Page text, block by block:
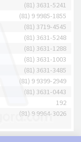
(81) 3631-5241
(81) 9 9985-1855
(81) 3719-4545
(81) 3631-5248
(81) 3631-1288
(81) 3631-1003
(81) 3631-3485
(81) 9 9399-2949
(81) 3631-0443
192
(81) 9 9964-3026